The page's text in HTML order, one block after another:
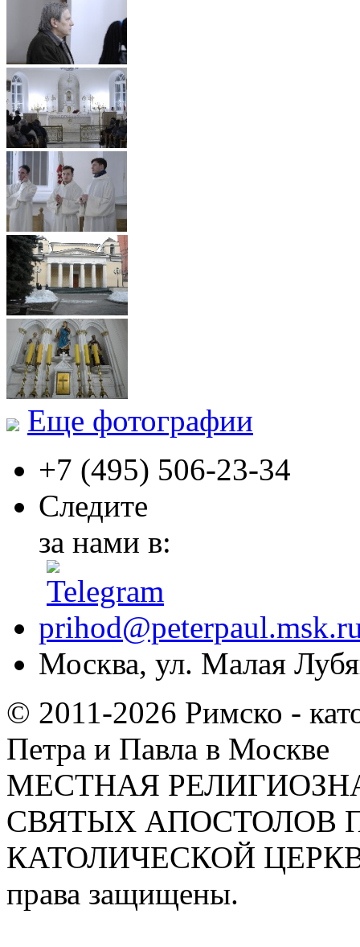
Еще фотографии
+7 (495) 506-23-34
Следите
за нами в:
Москва, ул. Малая
© 2011-2026 Римско -
Петра и Павла в Москве
МЕСТНАЯ
СВЯТЫХ АПОСТОЛОВ
КАТОЛИЧЕСКОЙ
права защищены.